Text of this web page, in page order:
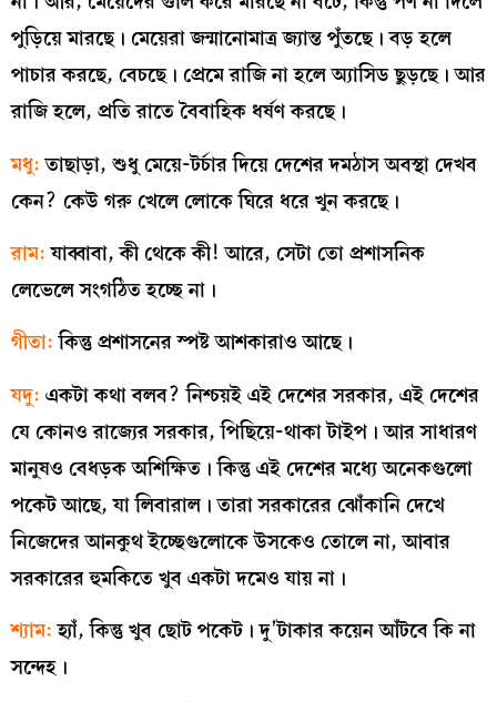
পুড়িয়ে মারছে। মেয়েরা জন্মানোমাত্র জ্যান্ত পুঁতছে। বড় হলে
পাচার করছে, বেচছে। প্রেমে রাজি না হলে অ্যাসিড ছুড়ছে। আর
রাজি হলে, প্রতি রাতে বৈবাহিক ধর্ষণ করছে।
মধু:তাছাড়া, শুধু মেয়ে-টর্চার দিয়ে দেশের দমঠাস অবস্থা দেখব
কেন? কেউ গরু খেলে লোকে ঘিরে ধরে খুন করছে।
রাম:যাব্বাবা, কী থেকে কী! আরে, সেটা তো প্রশাসনিক
লেভেলে সংগঠিত হচ্ছে না।
গীতা:কিন্তু প্রশাসনের স্পষ্ট আশকারাও আছে।
যদু: একটা কথা বলব? নিশ্চয়ই এই দেশের সরকার, এই দেশের
যে কোনও রাজ্যের সরকার, পিছিয়ে-থাকা টাইপ। আর সাধারণ
মানুষও বেধড়ক অশিক্ষিত। কিন্তু এই দেশের মধ্যে অনেকগুলো
পকেট আছে, যা লিবারাল। তারা সরকারের ঝোঁকানি দেখে
নিজেদের আনকুথ ইচ্ছেগুলোকে উসকেও তোলে না, আবার
সরকারের হুমকিতে খুব একটা দমেও যায় না।
শ্যাম:হ্যাঁ, কিন্তু খুব ছোট পকেট। দু’টাকার কয়েন আঁটবে কি না
সন্দেহ।